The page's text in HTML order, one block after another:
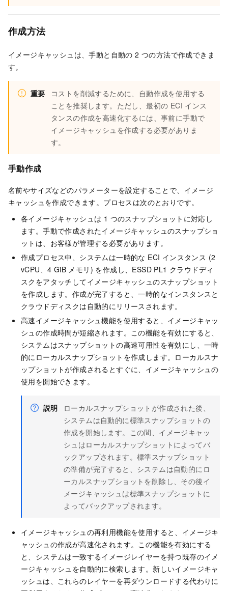
作成方法
イメージキャッシュは、手動と自動の 2 つの方法で作成できま
す。
重要
コストを削減するために、自動作成を使用する
ことを推奨します。ただし、最初の ECI インス
タンスの作成を高速化するには、事前に手動で
イメージキャッシュを作成する必要がありま
す。
手動作成
名前やサイズなどのパラメーターを設定することで、イメージ
キャッシュを作成できます。プロセスは次のとおりです。
各イメージキャッシュは 1 つのスナップショットに対応し
ます。手動で作成されたイメージキャッシュのスナップショ
ットは、お客様が管理する必要があります。
作成プロセス中、システムは一時的な ECI インスタンス (2
vCPU、4 GiB メモリ) を作成し、ESSD PL1 クラウドディ
スクをアタッチしてイメージキャッシュのスナップショット
を作成します。作成が完了すると、一時的なインスタンスと
クラウドディスクは自動的にリリースされます。
高速イメージキャッシュ機能を使用すると、イメージキャッ
シュの作成時間が短縮されます。この機能を有効にすると、
システムはスナップショットの高速可用性を有効にし、一時
的にローカルスナップショットを作成します。ローカルスナ
ップショットが作成されるとすぐに、イメージキャッシュの
使用を開始できます。
説明
ローカルスナップショットが作成された後、
システムは自動的に標準スナップショットの
作成を開始します。この間、イメージキャッ
シュはローカルスナップショットによってバ
ックアップされます。標準スナップショット
の準備が完了すると、システムは自動的にロ
ーカルスナップショットを削除し、その後イ
メージキャッシュは標準スナップショットに
よってバックアップされます。
イメージキャッシュの再利用機能を使用すると、イメージキ
ャッシュの作成が高速化されます。この機能を有効にする
と、システムは一致するイメージレイヤーを持つ既存のイメ
ージキャッシュを自動的に検索します。新しいイメージキャ
ッシュは、これらのレイヤーを再ダウンロードする代わりに